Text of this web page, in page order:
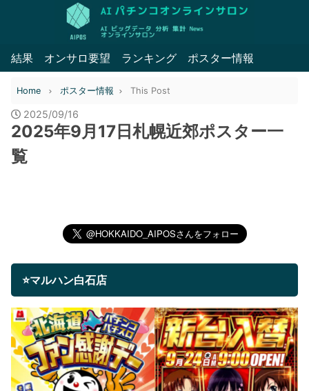
結果 オンサロ要望 ランキング ポスター情報
Home ポスター情報 This Post
2025/09/16
2025年9月17日札幌近郊ポスター一
覧
⭐マルハン白石店